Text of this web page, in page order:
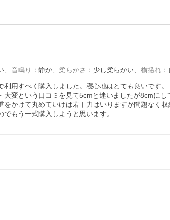
、 音鳴り ： 静か、 柔らかさ ： 少し柔らかい、 横揺れ ：
用すべく購入しました。寝心地はとても良いです。
大変という口コミを見て5cmと迷いましたが8cmにし
をかけて丸めていけば若干力はいりますが問題なく
もう一式購入しようと思います。